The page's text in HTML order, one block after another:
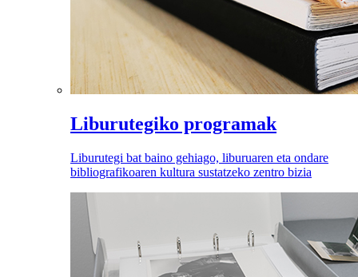
Liburutegiko programak
Liburutegi bat baino gehiago, liburuaren eta ondare
bibliografikoaren kultura sustatzeko zentro bizia